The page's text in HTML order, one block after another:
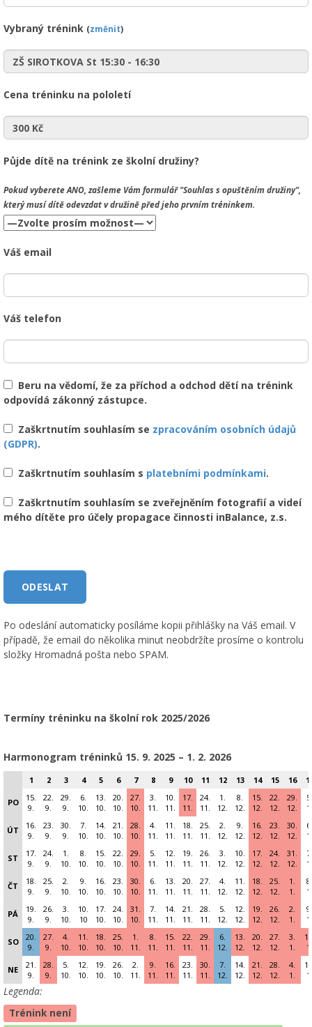
Vybraný trénink (změnit)
Cena tréninku na pololetí
Půjde dítě na trénink ze školní družiny?
Pokud vybereteANO , zašleme Vám formulář "Souhlas s opuštěním družiny",
který musí dítě odevzdat v družině před jeho prvním tréninkem.
Váš email
Váš telefon
Beru na vědomí, že za příchod a odchod dětí na trénink
odpovídá zákonný zástupce.
Zaškrtnutím souhlasím se zpracováním osobních údajů
(GDPR).
Zaškrtnutím souhlasím s platebními podmínkami.
Zaškrtnutím souhlasím se zveřejněním fotografií a videí
mého dítěte pro účely propagace činnosti inBalance, z.s.
Po odeslání automaticky posíláme kopii přihlášky na Váš email. V
případě, že email do několika minut neobdržíte prosíme o kontrolu
složky Hromadná pošta nebo SPAM.
Termíny tréninku na školní rok 2025/2026
Harmonogram tréninků 15. 9. 2025 – 1. 2. 2026
1 2 3 4 5 6 7 8 9 10 11 12 13 14 15 16
PO
15.
9.
22.
9.
29.
9.
6.
10.
13.
10.
20.
10.
27.
10.
3.
11.
10.
11.
17.
11.
24.
11.
1.
12.
8.
12.
15.
12.
22.
12.
29.
12.
5.
1.
ÚT
16.
9.
23.
9.
30.
9.
7.
10.
14.
10.
21.
10.
28.
10.
4.
11.
11.
11.
18.
11.
25.
11.
2.
12.
9.
12.
16.
12.
23.
12.
30.
12.
6.
1.
ST
17.
9.
24.
9.
1.
10.
8.
10.
15.
10.
22.
10.
29.
10.
5.
11.
12.
11.
19.
11.
26.
11.
3.
12.
10.
12.
17.
12.
24.
12.
31.
12.
7.
1.
ČT
18.
9.
25.
9.
2.
10.
9.
10.
16.
10.
23.
10.
30.
10.
6.
11.
13.
11.
20.
11.
27.
11.
4.
12.
11.
12.
18.
12.
25.
12.
1.
1.
8.
1.
PÁ
19.
9.
26.
9.
3.
10.
10.
10
17.
10.
24.
10.
31.
10.
7.
11.
14.
11.
21.
11.
28.
11.
5.
12.
12.
12.
19.
12.
26.
12.
2.
1.
9.
1.
SO
20.
9.
27.
9.
4.
10.
11.
10.
18.
10.
25.
10.
1.
11.
8.
11.
15.
11.
22.
11.
29.
11.
6.
12.
13.
12.
20.
12.
27.
12.
3.
1.
1.
NE
21.
9.
28.
9.
5.
10.
12.
10.
19.
10.
26.
10.
2.
11.
9.
11.
16.
11.
23.
11.
30.
11.
7.
12.
14.
12.
21.
12.
28.
12.
4.
1.
1.
Legenda:
Trénink není